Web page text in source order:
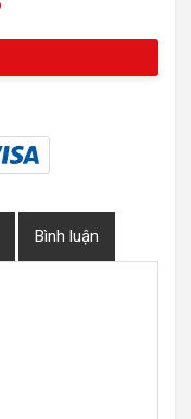
Bình luận